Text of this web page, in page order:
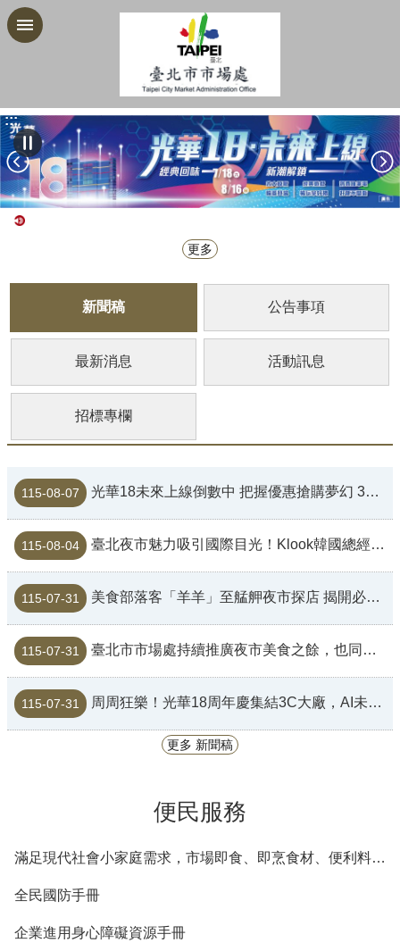
跳到主要內容區塊
:::
更多
新聞稿 公告事項
最新消息 活動訊息
招標專欄
115-08-07 光華18未來上線倒數中 把握優惠搶購夢幻 3C 裝備
115-08-04 臺北夜市魅力吸引國際目光！Klook韓國總經理走訪士林夜市 大讚夜市是認識台灣最好的起點
115-07-31 美食部落客「羊羊」至艋舺夜市探店 揭開必吃私藏美食名單
115-07-31 臺北市市場處持續推廣夜市美食之餘，也同步向夜市攤販宣導投保產品責任險，讓民眾買的安心吃的放心
115-07-31 周周狂樂！光華18周年慶集結3C大廠，AI未來科技輪番上陣
更多 新聞稿
便民服務
滿足現代社會小家庭需求，市場即食、即烹食材、便利料理包等商品列表
全民國防手冊
企業進用身心障礙資源手冊